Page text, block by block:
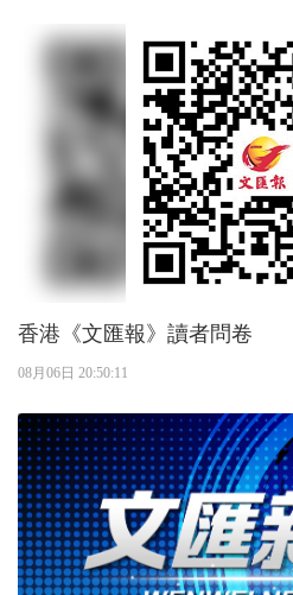
香港《文匯報》讀者問卷
08月06日 20:50:11